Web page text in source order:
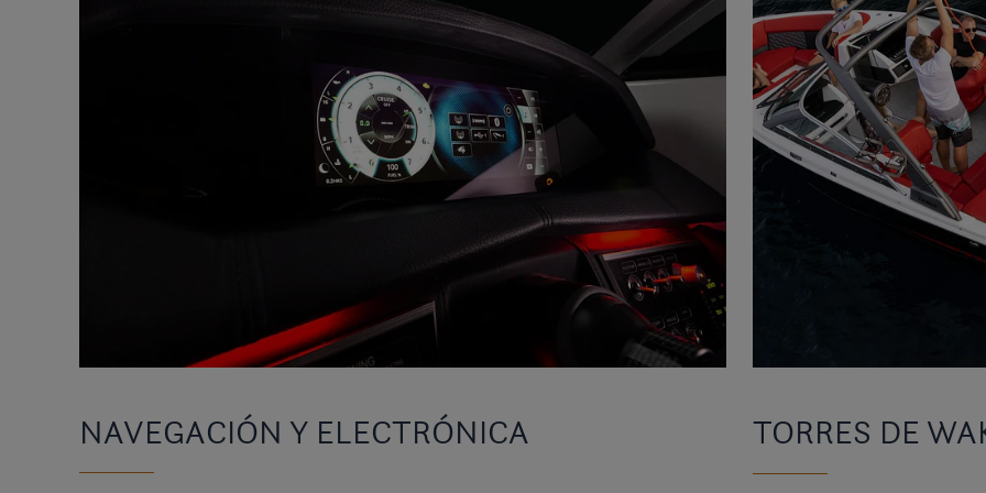
NAVEGACIÓN Y ELECTRÓNICA TORRES DE